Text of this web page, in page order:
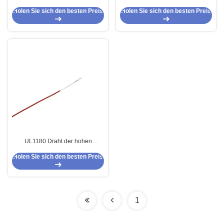
18 AWG-Lehre AWG-Lehre17
AWG-Lehre16
Holen Sie sich den besten Preis
PTFE
Holen Sie sich den besten Preis
UL1180 Draht der hohen
Elektrogeräte
Holen Sie sich den besten Preis
1